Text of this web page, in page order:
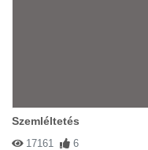
Szemléltetés
17161 6